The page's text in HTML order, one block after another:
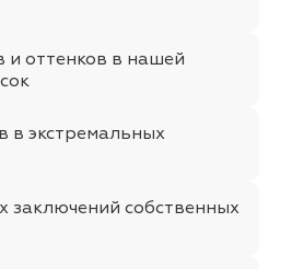
и оттенков в нашей
в экстремальных
заключений собственных